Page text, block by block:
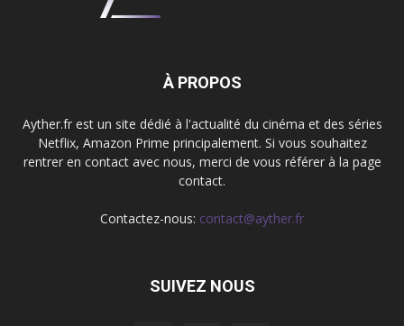
À PROPOS
Ayther.fr est un site dédié à l'actualité du cinéma et des séries
Netflix, Amazon Prime principalement. Si vous souhaitez
rentrer en contact avec nous, merci de vous référer à la page
contact.
Contactez-nous: contact@ayther.fr
SUIVEZ NOUS